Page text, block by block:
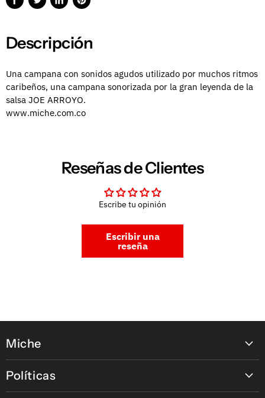
CompartirPublicarCompartirGuardar
Descripción
Una campana con sonidos agudos utilizado por muchos ritmos
caribeños, una campana sonorizada por la gran leyenda de la
salsa JOE ARROYO.
www.miche.com.co
Reseñas de Clientes
Escribe tu opinión
Escribir una
reseña
Miche
Nuestras tiendas
Políticas